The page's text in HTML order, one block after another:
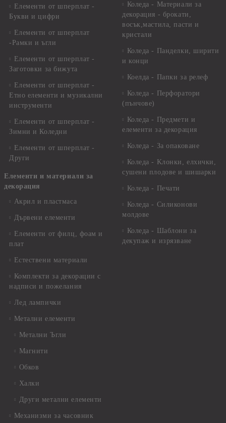
Елементи от шперплат -
Букви и цифри
Елементи от шперплат
-Рамки и ъгли
Елементи от шперплат -
Заготовки за бижута
Елементи от шперплат -
Етно елементи и музикални
инструменти
Елементи от шперплат -
Зимни и Коледни
Елементи от шперплат -
Други
Елементи и материали за
декорация
Акрил и пластмаса
Дървени елементи
Елементи от филц, фоам и
плат
Естествени материали
Комплекти за декорации с
надписи и пожелания
Лед лампички
Метални елементи
Метални Ъгли
Магнити
Обков
Халки
Други метални елементи
Механизми за часовник
Коледа - Материали за
декорация - брокати,
восък,мастила, пасти и
кристали
Коледа - Панделки, ширити
и конци
Коелда - Папки за релеф
Коледа - Перфоратори
(пънчове)
Коледа - Предмети и
елементи за декорация
Коледа - За опаковане
Коледа - Kлонки, елхички,
сушени плодове и шишарки
Коледа - Печати
Коледа - Силиконови
молдове
Коледа - Шаблони за
декупаж и изрязване